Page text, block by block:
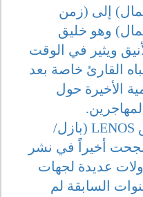
إلى (زمن
وهو خليق
ويثير في الوقت
القارئ خاصة بعد
الأخيرة حول
تحية لدار لينوس LENOS (بازل/
أخيراً في نشر
عديدة لجهات
السابقة لم